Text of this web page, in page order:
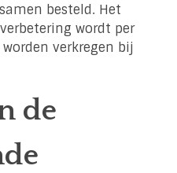
besteld. Het
wordt per
verkregen bij
de